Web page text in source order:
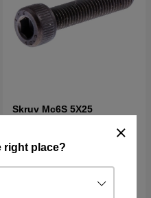
right place?
Skruv Mc6S 5X25
21 kr
23 kr
I lager
Köp